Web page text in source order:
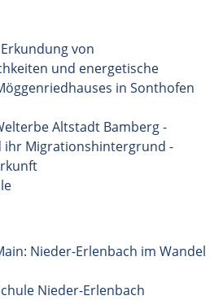
von
und energetische
in Sonthofen
Altstadt Bamberg -
ihr Migrationshintergrund -
Nieder-Erlenbach im Wandel
Nieder-Erlenbach